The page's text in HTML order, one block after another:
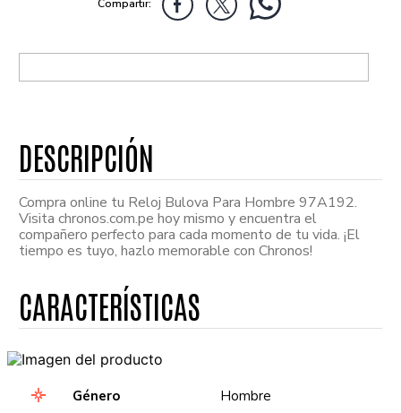
Compra online tu Reloj Bulova Para Hombre 97A192.
Visita chronos.com.pe hoy mismo y encuentra el
compañero perfecto para cada momento de tu vida. ¡El
tiempo es tuyo, hazlo memorable con Chronos!
Género
Hombre